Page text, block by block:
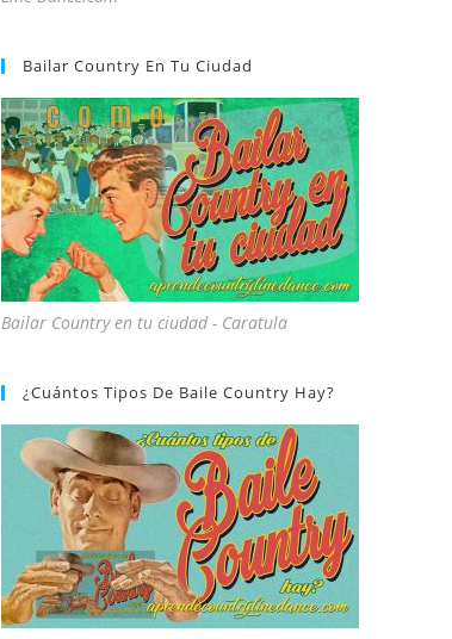
Bailar Country En Tu Ciudad
Bailar Country en tu ciudad - Caratula
¿Cuántos Tipos De Baile Country Hay?